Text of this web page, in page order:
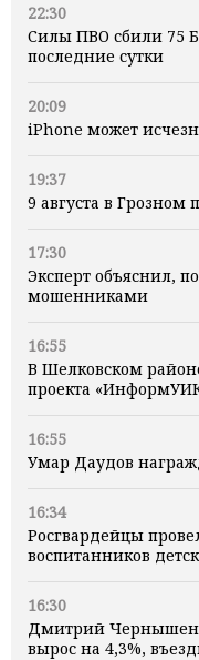
22:30
Силы ПВО сбили 75
последние сутки
20:09
iPhone может
19:37
9 августа в Грозном
17:30
Эксперт объяснил,
мошенниками
16:55
В Шелковском
проекта
16:55
Умар Даудов
16:34
Росгвардейцы
воспитанников
16:30
Дмитрий
вырос на 4,3%,